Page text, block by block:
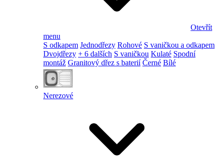
Otevřít
menu
S odkapem Jednodřezy Rohové S vaničkou a odkapem
Dvojdřezy + 6 dalších S vaničkou Kulaté Spodní
montáž Granitový dřez s baterií Černé Bílé
Nerezové